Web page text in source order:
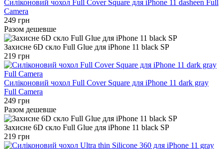
Силіконовий чохол Full Cover Square для iPhone 11 dasheen Full
Camera
249 грн
Разом дешевше
Захисне 6D скло Full Glue для iPhone 11 black SP
219 грн
Силіконовий чохол Full Cover Square для iPhone 11 dark gray
Full Camera
249 грн
Разом дешевше
Захисне 6D скло Full Glue для iPhone 11 black SP
219 грн